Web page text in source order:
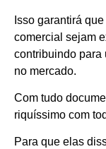
Isso garantirá
comercial sejam
contribuindo para
no mercado.
Com tudo
riquíssimo com
Para que elas